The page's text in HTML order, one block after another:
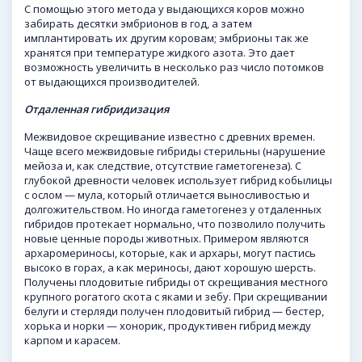
С помощью этого метода у выдающихся коров можно
забирать десятки эмбрионов в год, а затем
имплантировать их другим коровам; эмбрионы так же
хранятся при температуре жидкого азота. Это дает
возможность увеличить в несколько раз число потомков
от выдающихся производителей.
Отдаленная гибридизация
Межвидовое скрещивание известно с древних времен.
Чаще всего межвидовые гибриды стерильны (нарушение
мейоза и, как следствие, отсутствие гаметогенеза). С
глубокой древности человек использует гибрид кобылицы
с ослом — мула, который отличается выносливостью и
долгожительством. Но иногда гаметогенез у отдаленных
гибридов протекает нормально, что позволило получить
новые ценные породы животных. Примером являются
архаромериносы, которые, как и архары, могут пастись
высоко в горах, а как мериносы, дают хорошую шерсть.
Получены плодовитые гибриды от скрещивания местного
крупного рогатого скота с яками и зебу. При скрещивании
белуги и стерляди получен плодовитый гибрид — бестер,
хорька и норки — хонорик, продуктивен гибрид между
карпом и карасем.